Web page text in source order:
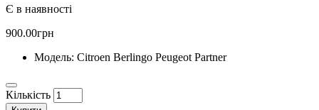
Є в наявності
900.00грн
Модель: Citroen Berlingo Peugeot Partner
Кількість